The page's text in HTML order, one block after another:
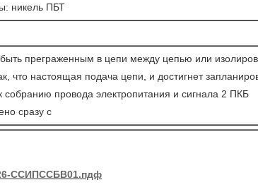
никель ПБТ
преграженным в цепи между цепью или
что настоящая подача цепи, и достигнет
собранию провода электропитания и сигнала 2 ПКБ
сразу с
ССИПССБВ01.пдф